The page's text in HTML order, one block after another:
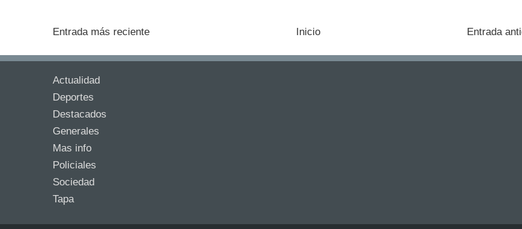
Entrada más reciente Entrada
Inicio
Actualidad
Deportes
Destacados
Generales
Mas info
Policiales
Sociedad
Tapa